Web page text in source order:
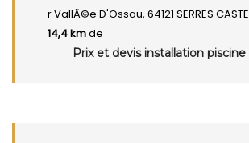
r VallÃ©e D'Ossau, 64121 SERRES
14,4 kmde
Prix et devis installation